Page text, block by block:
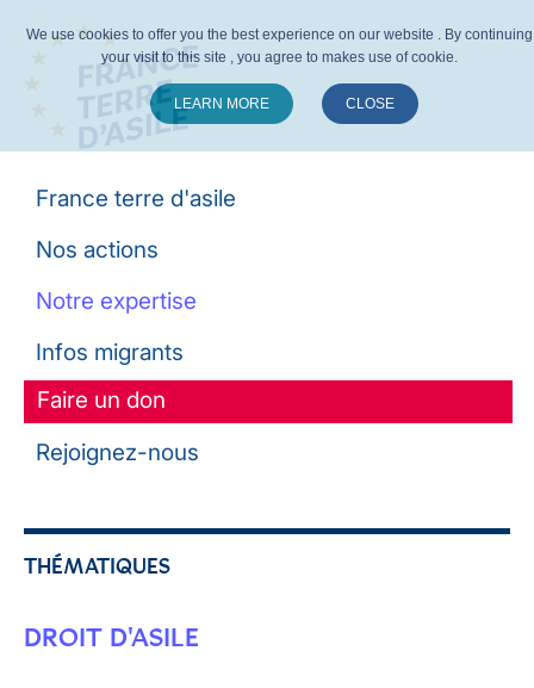
France terre d'asile
Nos actions
Notre expertise
Infos migrants
Faire un don
Rejoignez-nous
THÉMATIQUES
DROIT D'ASILE
We use cookies to offer you the best experience on our website . By continuing
your visit to this site , you agree to makes use of cookie.
LEARN MORE CLOSE